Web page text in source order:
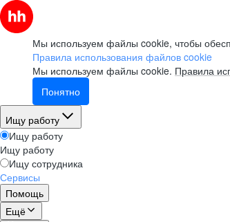
Мы используем файлы cookie, чтобы
Правила использования файлов cookie
Мы используем файлы cookie. Правила
Понятно
Ищу работу
Ищу работу
Ищу работу
Ищу сотрудника
Сервисы
Помощь
Ещё